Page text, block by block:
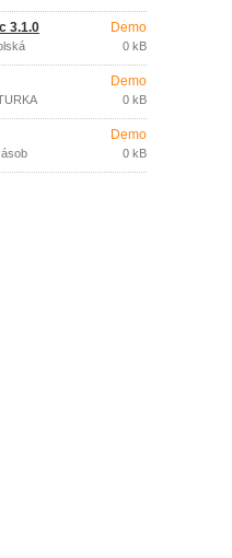
nebo
3.1.0 Demo
0 kB
a
Demo
0 kB
Demo
0 kB